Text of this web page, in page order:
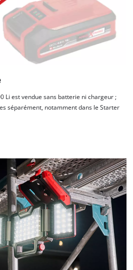
Li est vendue sans batterie ni chargeur ;
séparément, notamment dans le Starter